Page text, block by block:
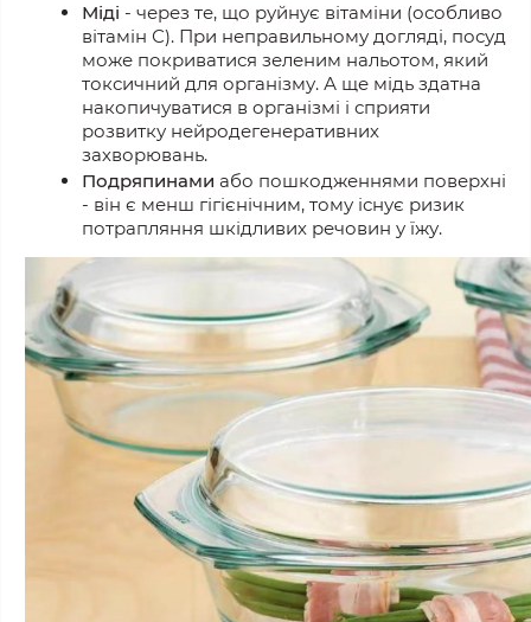
Міді - через те, що руйнує вітаміни (особливо
вітамін С). При неправильному догляді, посуд
може покриватися зеленим нальотом, який
токсичний для організму. А ще мідь здатна
накопичуватися в організмі і сприяти
розвитку нейродегенеративних
захворювань.
Подряпинами або пошкодженнями поверхні
- він є менш гігієнічним, тому існує ризик
потрапляння шкідливих речовин у їжу.